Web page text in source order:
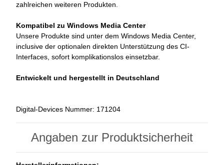
zahlreichen weiteren Produkten.
Kompatibel zu Windows Media Center
Unsere Produkte sind unter dem Windows Media Center,
inclusive der optionalen direkten Unterstützung des CI-
Interfaces, sofort komplikationslos einsetzbar.
Entwickelt und hergestellt in Deutschland
Digital-Devices Nummer: 171204
Angaben zur Produktsicherheit